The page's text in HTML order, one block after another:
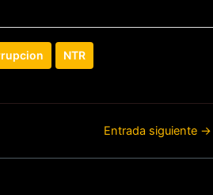
NTR
Entrada siguiente →